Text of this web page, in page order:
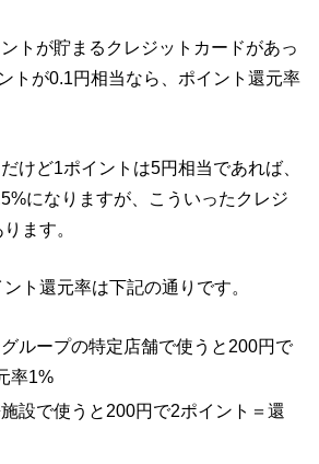
トが貯まるクレジットカードがあっ
トが0.1円相当なら、ポイント還元率
けど1ポイントは5円相当であれば、
になりますが、こういったクレジ
ます。
ト還元率は下記の通りです。
ループの特定店舗で使うと200円で
率1%
設で使うと200円で2ポイント＝還